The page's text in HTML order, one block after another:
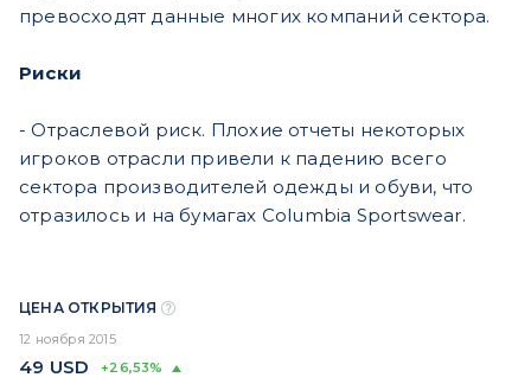
превосходят данные многих компаний сектора.
Риски
- Отраслевой риск. Плохие отчеты некоторых
игроков отрасли привели к падению всего
сектора производителей одежды и обуви, что
отразилось и на бумагах Columbia Sportswear.
ЦЕНА ОТКРЫТИЯ
12 ноября 2015
49 USD +26,53%